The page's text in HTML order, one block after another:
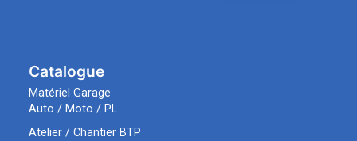
Catalogue
Matériel Garage
Auto / Moto / PL
Atelier / Chantier BTP